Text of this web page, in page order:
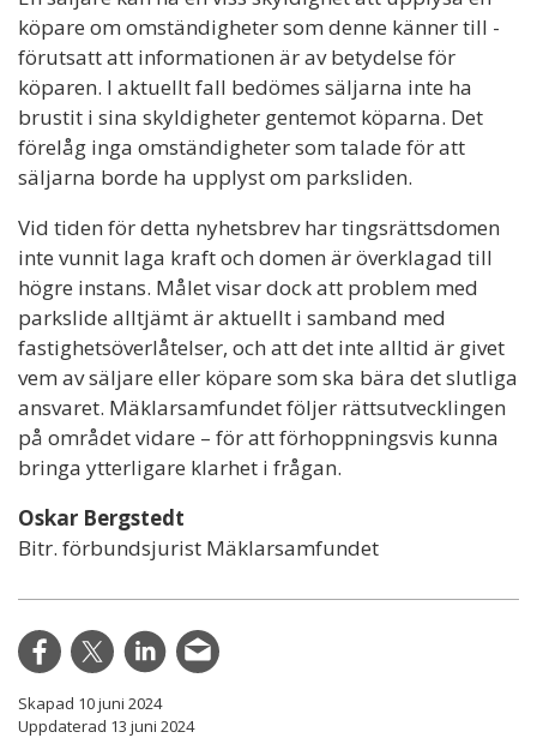
köpare om omständigheter som denne känner till -
förutsatt att informationen är av betydelse för
köparen. I aktuellt fall bedömes säljarna inte ha
brustit i sina skyldigheter gentemot köparna. Det
förelåg inga omständigheter som talade för att
säljarna borde ha upplyst om parksliden.
Vid tiden för detta nyhetsbrev har tingsrättsdomen
inte vunnit laga kraft och domen är överklagad till
högre instans. Målet visar dock att problem med
parkslide alltjämt är aktuellt i samband med
fastighetsöverlåtelser, och att det inte alltid är givet
vem av säljare eller köpare som ska bära det slutliga
ansvaret. Mäklarsamfundet följer rättsutvecklingen
på området vidare – för att förhoppningsvis kunna
bringa ytterligare klarhet i frågan.
Oskar Bergstedt
Bitr. förbundsjurist Mäklarsamfundet
Skapad 10 juni 2024
Uppdaterad 13 juni 2024